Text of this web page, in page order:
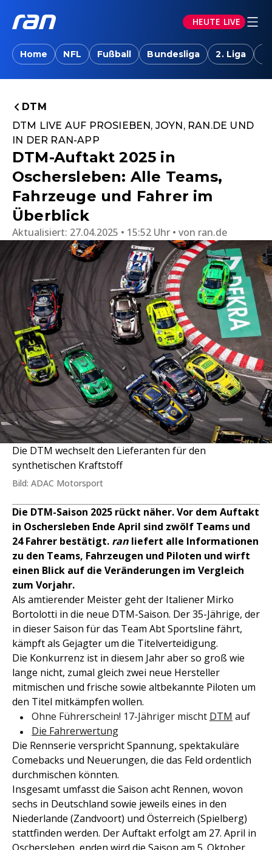
HEUTE LIVE
Home NFL Fußball Bundesliga 2. Liga
DTM
DTM LIVE AUF PROSIEBEN, JOYN, RAN.DE UND
IN DER RAN-APP
DTM-Auftakt 2025 in
Oschersleben: Alle Teams,
Fahrzeuge und Fahrer im
Überblick
Aktualisiert: 27.04.2025 • 15:52 Uhr von ran.de
Die DTM wechselt den Lieferanten für den
synthetischen Kraftstoff
Bild: ADAC Motorsport
Die DTM-Saison 2025 rückt näher. Vor dem Auftakt
in Oschersleben Ende April sind zwölf Teams und
24 Fahrer bestätigt. ran liefert alle Informationen
zu den Teams, Fahrzeugen und Piloten und wirft
einen Blick auf die Veränderungen im Vergleich
zum Vorjahr.
Als amtierender Meister geht der Italiener Mirko
Bortolotti in die neue DTM-Saison. Der 35-Jährige, der
in dieser Saison für das Team Abt Sportsline fährt,
kämpft als Gejagter um die Titelverteidigung.
Die Konkurrenz ist in diesem Jahr aber so groß wie
lange nicht, zumal gleich zwei neue Hersteller
mitmischen und frische sowie altbekannte Piloten um
den Titel mitkämpfen wollen.
Ohne Führerschein! 17-Jähriger mischt DTM auf
Die Fahrerwertung
Die Rennserie verspricht Spannung, spektakuläre
Comebacks und Neuerungen, die das Feld ordentlich
durchmischen könnten.
Insgesamt umfasst die Saison acht Rennen, wovon
sechs in Deutschland sowie jeweils eines in den
Niederlande (Zandvoort) und Österreich (Spielberg)
stattfinden werden. Der Auftakt erfolgt am 27. April in